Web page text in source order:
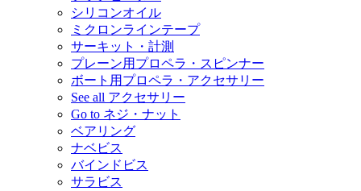
シリコンオイル
ミクロンラインテープ
サーキット・計測
プレーン用プロペラ・スピンナー
ボート用プロペラ・アクセサリー
See all アクセサリー
Go to ネジ・ナット
ベアリング
ナベビス
バインドビス
サラビス